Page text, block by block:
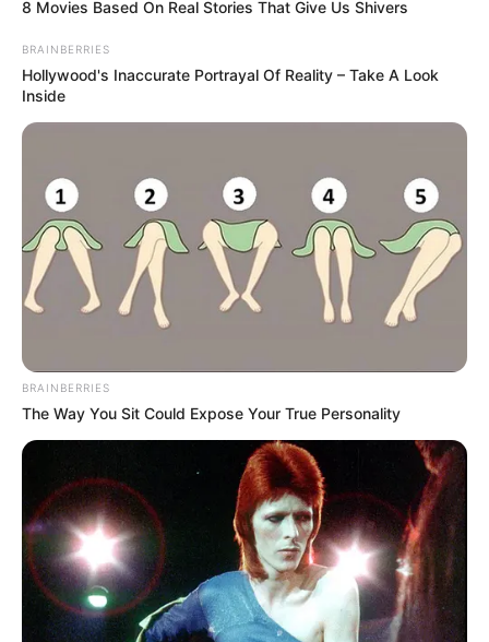
τραυματισμούς.
Για την
ανάλυση εμβολίου COVID-19 mRNA Pfizer-
BioNTech
1032 Καρδιακές διαταραχές
συμπεριλαμβανομένων25 θανάτων
3 Συγγενής διαταραχή
713 Διαταραχές του αυτιού
10 Ενδοκρινικές διαταραχές
1242 Διαταραχές των ματιών
συμπεριλαμβανομένων
26.394 Γενικές διαταραχές,
συμπεριλαμβανομένων111 θανάτων
17 Ηπατικές διαταραχές
466 Διαταραχές του ανοσοποιητικού συστήματος
1863 Λοιμώξεις, συμπεριλαμβανομένων33
θανάτων
393 Τραυματισμοί συμπεριλαμβανομένου 1 θανάτου
965 Έρευνες
525 Μεταβολικές διαταραχές
8 Movies Based On Real Stories That Give Us Shivers
BRAINBERRIES
Hollywood's Inaccurate Portrayal Of Reality – Take A Look
Inside
BRAINBERRIES
The Way You Sit Could Expose Your True Personality